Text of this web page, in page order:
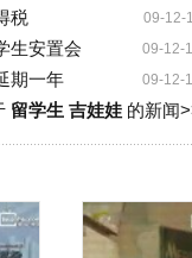
09-12-
税
09-12-
生安置会
09-12-
期一年
留学生 吉娃娃的新闻